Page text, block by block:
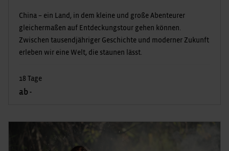
China – ein Land, in dem kleine und große Abenteurer
gleichermaßen auf Entdeckungstour gehen können.
Zwischen tausendjähriger Geschichte und moderner Zukunft
erleben wir eine Welt, die staunen lässt.
18 Tage
ab -